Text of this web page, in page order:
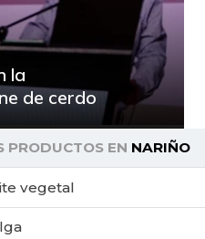
la
de cerdo
PRODUCTOS EN NARIÑO
vegetal